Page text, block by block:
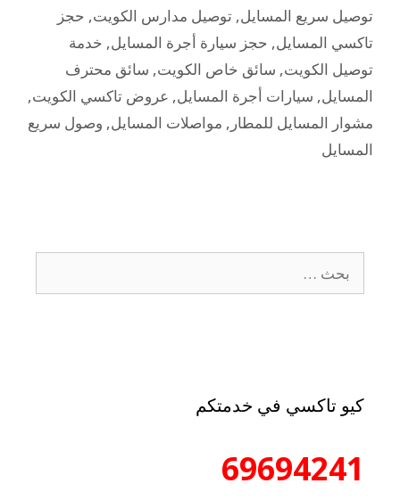
توصيل سريع المسايل, توصيل مدارس الكويت, حجز
تاكسي المسايل, حجز سيارة أجرة المسايل, خدمة
توصيل الكويت, سائق خاص الكويت, سائق محترف
المسايل, سيارات أجرة المسايل, عروض تاكسي الكويت,
مشوار المسايل للمطار , مواصلات المسايل, وصول سريع
المسايل
كيو تاكسي في خدمتكم
69694241